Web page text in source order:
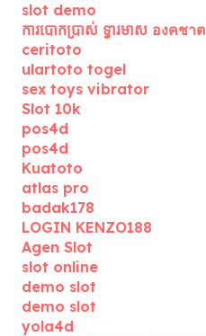
slot demo
ការបោកប្រាស់ ទ្វារមាស องคชาต
ceritoto
ulartoto togel
sex toys vibrator
Slot 10k
pos4d
pos4d
Kuatoto
atlas pro
badak178
LOGIN KENZO188
Agen Slot
slot online
demo slot
demo slot
yola4d